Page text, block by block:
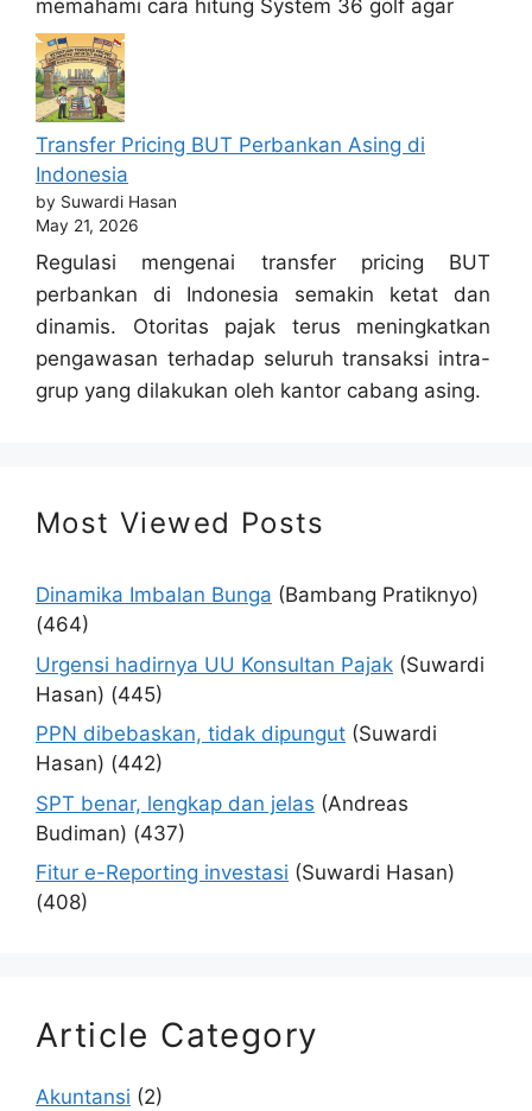
memahami cara hitung System 36 golf agar
Transfer Pricing BUT Perbankan Asing di
Indonesia
by Suwardi Hasan
May 21, 2026
Regulasi mengenai transfer pricing BUT
perbankan di Indonesia semakin ketat dan
dinamis. Otoritas pajak terus meningkatkan
pengawasan terhadap seluruh transaksi intra-
grup yang dilakukan oleh kantor cabang asing.
Most Viewed Posts
Dinamika Imbalan Bunga (Bambang Pratiknyo)
(464)
Urgensi hadirnya UU Konsultan Pajak (Suwardi
Hasan) (445)
PPN dibebaskan, tidak dipungut (Suwardi
Hasan) (442)
SPT benar, lengkap dan jelas (Andreas
Budiman) (437)
Fitur e-Reporting investasi (Suwardi Hasan)
(408)
Article Category
Akuntansi (2)